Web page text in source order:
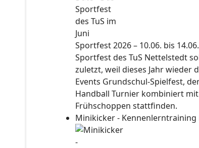
Sportfest 2026 – 10.06. bis
Sportfest des TuS Nettelstedt
zuletzt, weil dieses Jahr wieder
Events Grundschul-Spielfest,
Handball Turnier kombiniert
Frühschoppen stattfinden.
Minikicker - Kennenlerntraining